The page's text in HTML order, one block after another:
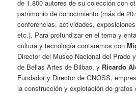
de 1.800 autores de su colección con
patrimonio de conocimiento (más de
conferencias, actividades,
etc.). Para profundizar en el tema y
cultura y tecnología contaremos con
Director del Museo Nacional del Prado
de Bellas Artes de Bilbao, y Ricardo
Fundador y Director de GNOSS,
la construcción y explotación de grafos